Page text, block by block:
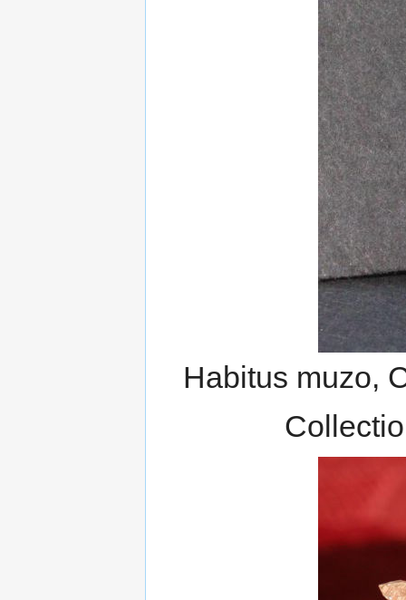
Habitus muzo,